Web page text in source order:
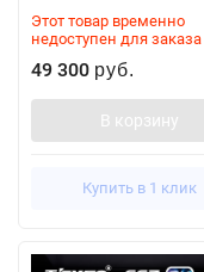
Этот товар временно
недоступен для заказа
49 300 руб.
В корзину
Купить в 1 клик